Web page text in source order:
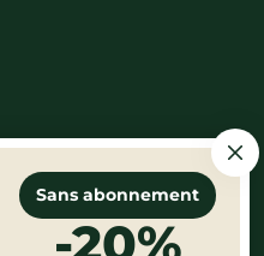
Sans abonnement